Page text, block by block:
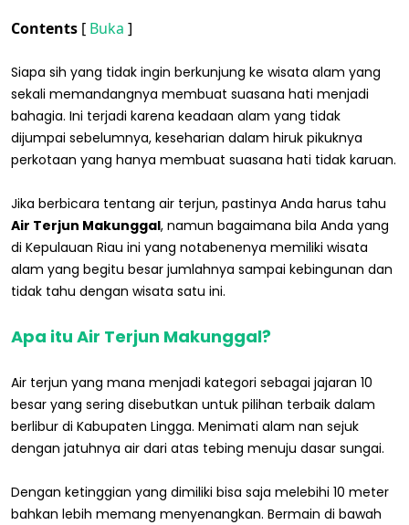
Contents [ Buka ]
Siapa sih yang tidak ingin berkunjung ke wisata alam yang
sekali memandangnya membuat suasana hati menjadi
bahagia. Ini terjadi karena keadaan alam yang tidak
dijumpai sebelumnya, keseharian dalam hiruk pikuknya
perkotaan yang hanya membuat suasana hati tidak karuan.
Jika berbicara tentang air terjun, pastinya Anda harus tahu
Air Terjun Makunggal, namun bagaimana bila Anda yang
di Kepulauan Riau ini yang notabenenya memiliki wisata
alam yang begitu besar jumlahnya sampai kebingunan dan
tidak tahu dengan wisata satu ini.
Apa itu Air Terjun Makunggal?
Air terjun yang mana menjadi kategori sebagai jajaran 10
besar yang sering disebutkan untuk pilihan terbaik dalam
berlibur di Kabupaten Lingga. Menimati alam nan sejuk
dengan jatuhnya air dari atas tebing menuju dasar sungai.
Dengan ketinggian yang dimiliki bisa saja melebihi 10 meter
bahkan lebih memang menyenangkan. Bermain di bawah